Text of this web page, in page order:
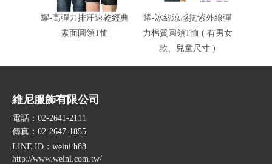
耀-高彈力排汗速乾經典
素面圓領T恤
耀-冰絲涼感抗紫外線彈
力棉質圓領T恤 ( 有男女
款、兒童尺寸 )
維尼服飾有限公司
電話：02-2641-2111
傳真：02-2647-1855
LINE ID ：weini.h88
http://www.weini.com.tw/